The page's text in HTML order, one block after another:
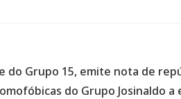
do Grupo 15, emite nota de
do Grupo Josinaldo a